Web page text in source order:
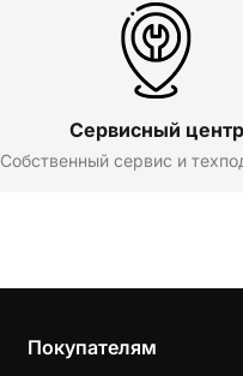
Сервисный центр
Собственный сервис и
Покупателям